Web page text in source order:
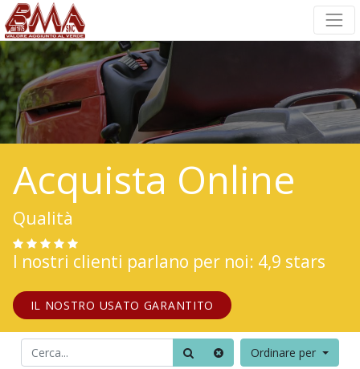
Acquista Online
Qualità
I nostri clienti parlano per noi: 4,9 stars
IL NOSTRO USATO GARANTITO
Ordinare per